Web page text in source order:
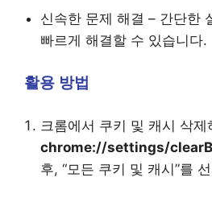
신속한 문제 해결 – 간단한
빠르게 해결할 수 있습니다.
활용 방법
크롬에서 쿠키 및 캐시 삭제
chrome://settings/
후, “모든 쿠키 및 캐시”를